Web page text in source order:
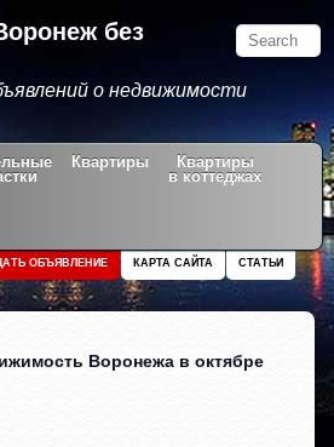
без
о недвижимости
Квартиры
Квартиры
в коттеджах
СТАТЬИ
КАРТА САЙТА
ОБЪЯВЛЕНИЕ
Воронежа в октябре